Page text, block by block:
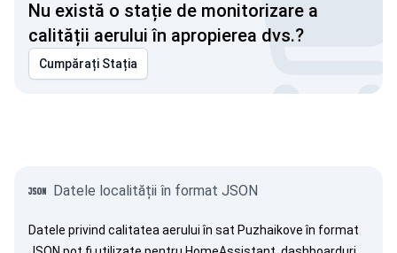
Nu există o stație de monitorizare a
calității aerului în apropierea dvs.?
Cumpărați Stația
Datele localității în format JSON
Datele privind calitatea aerului în sat Puzhaikove în format